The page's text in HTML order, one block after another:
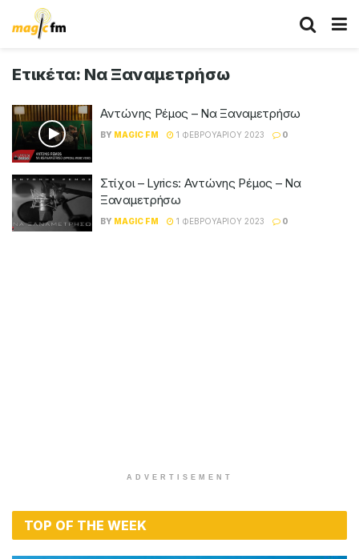
Ετικέτα: Να Ξαναμετρήσω
Αντώνης Ρέμος – Να Ξαναμετρήσω
BY MAGIC FM 1 ΦΕΒΡΟΥΑΡΊΟΥ 2023 0
Στίχοι – Lyrics: Αντώνης Ρέμος – Να
Ξαναμετρήσω
BY MAGIC FM 1 ΦΕΒΡΟΥΑΡΊΟΥ 2023 0
ADVERTISEMENT
TOP OF THE WEEK